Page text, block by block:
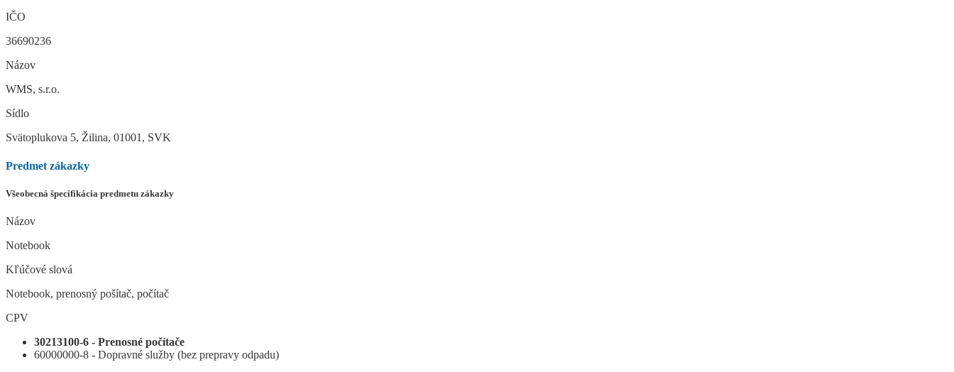
IČO
36690236
Názov
WMS, s.r.o.
Sídlo
Svätoplukova 5, Žilina, 01001, SVK
Predmet zákazky
Všeobecná špecifikácia predmetu zákazky
Názov
Notebook
Kľúčové slová
Notebook, prenosný pošítač, počítač
CPV
30213100-6 - Prenosné počítače
60000000-8 - Dopravné služby (bez prepravy odpadu)